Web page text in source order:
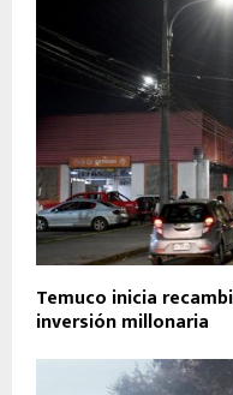
Temuco inicia
inversión millonaria